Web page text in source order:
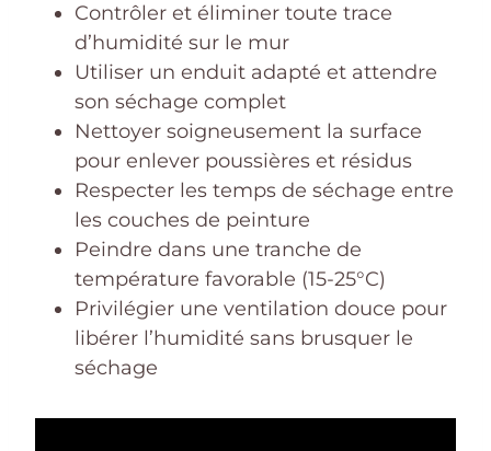
Contrôler et éliminer toute trace
d’humidité sur le mur
Utiliser un enduit adapté et attendre
son séchage complet
Nettoyer soigneusement la surface
pour enlever poussières et résidus
Respecter les temps de séchage entre
les couches de peinture
Peindre dans une tranche de
température favorable (15-25°C)
Privilégier une ventilation douce pour
libérer l’humidité sans brusquer le
séchage